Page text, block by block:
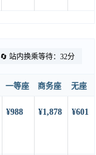
🔄 站内换乘等待：32分
一等座 商务座 无座
¥988 ¥1,878 ¥601